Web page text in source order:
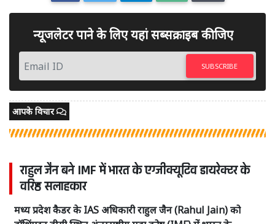
न्यूजलेटर पाने के लिए यहां सब्सक्राइब कीजिए
SUBSCRIBE
आपके विचार
राहुल जैन बने IMF में भारत के एग्जीक्यूटिव डायरेक्टर के
वरिष्ठ सलाहकार
मध्य प्रदेश कैडर के IAS अधिकारी राहुल जैन (Rahul Jain) को